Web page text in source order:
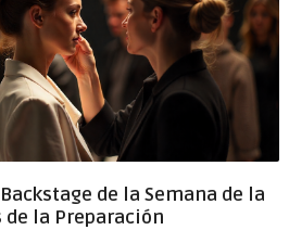
de la Semana de la
de la Preparación